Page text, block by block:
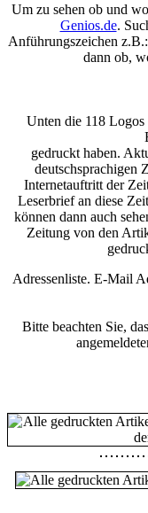
Um zu sehen ob und
Genios.de.
Anführungszeichen
dann ob,
Unten die 118
gedruckt haben.
deutschsprachigen
Internetauftritt der
Leserbrief an diese
können dann auch
Zeitung von den
Adressenliste. E-Mail
Bitte beachten Sie,